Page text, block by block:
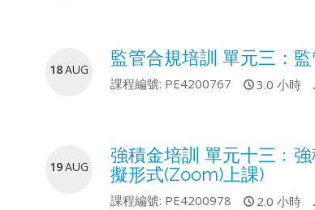
18AUG
監管合規培訓 單元三：
課程編號: PE4200767 3.0 小時
19AUG
強積金培訓 單元十三﹕
擬形式(Zoom)上課)
課程編號: PE4200978 2.0 小時